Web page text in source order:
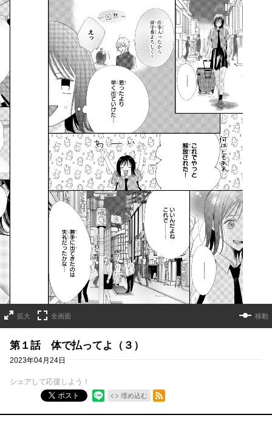
拡大 全画面 移動
第１話 体で払ってよ（３）
2023年04月24日
シェアして応援しよう！
ポスト
埋め込む
RSSフィード